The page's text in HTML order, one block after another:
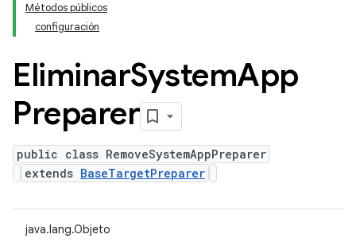
Métodos públicos
configuración
EliminarSystemApp
Preparer
public class RemoveSystemAppPreparer
extends BaseTargetPreparer
java.lang.Objeto